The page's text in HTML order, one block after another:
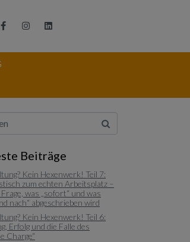
Beiträge
Kein Hexenwerk! Teil 7:
zum echten Arbeitsplatz –
was „sofort“ und was
nach“ abgeschrieben wird
Kein Hexenwerk! Teil 6:
Erfolg und die Falle des
Charge“